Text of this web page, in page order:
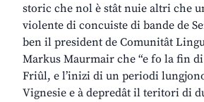
storic che nol è stât nuie altri che
violente di concuiste di bande de
ben il president de Comunitât
Markus Maurmair che “e fo la fin
Friûl, e l’inizi di un periodi
Vignesie e à depredât il teritori di